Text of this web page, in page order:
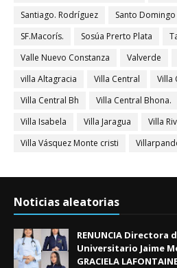
Santiago. Rodríguez
Santo
SF.Macorís.
Sosúa Prerto Plata
Valle Nuevo Constanza
Valverde
villa Altagracia
Villa Central
Villa
Villa Central Bh
Villa Central Bhona.
Villa Isabela
Villa Jaragua Villa
Villa Vásquez Monte cristi
Noticias aleatorias
RENUNCIA Directora
Universitario Jaime
GRACIELA